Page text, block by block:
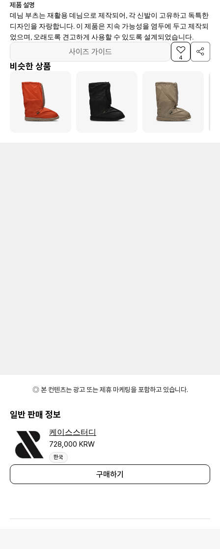
제품 설명
데님 부츠는 재활용 데님으로 제작되어, 각 신발이 고유하고 독특한
디자인을 자랑합니다. 이 제품은 지속 가능성을 염두에 두고 제작되
었으며, 오래도록 견고하게 사용할 수 있도록 설계되었습니다.
사이즈 가이드
4
비슷한 상품
◎ 본 컨텐츠는 광고 또는 제휴 마케팅을 포함하고 있습니다.
일반 판매 정보
케이스스터디
728,000 KRW
한국
구매하기